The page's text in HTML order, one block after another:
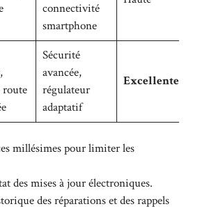
connectivité
smartphone
route
Sécurité
avancée,
régulateur
adaptatif
Excellente
millésimes pour limiter les
des mises à jour électroniques.
des réparations et des rappels